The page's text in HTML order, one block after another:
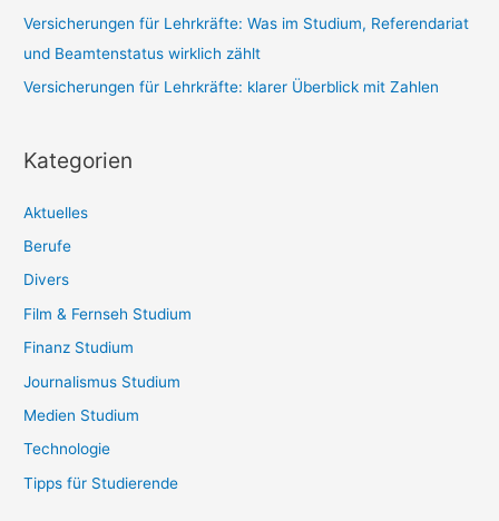
Versicherungen für Lehrkräfte: Was im Studium, Referendariat
und Beamtenstatus wirklich zählt
Versicherungen für Lehrkräfte: klarer Überblick mit Zahlen
Kategorien
Aktuelles
Berufe
Divers
Film & Fernseh Studium
Finanz Studium
Journalismus Studium
Medien Studium
Technologie
Tipps für Studierende